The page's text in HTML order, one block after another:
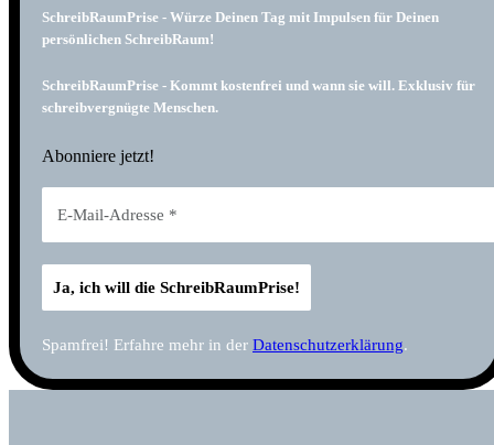
SchreibRaumPrise - Würze Deinen Tag mit Impulsen für Deinen
persönlichen SchreibRaum!
SchreibRaumPrise - Kommt kostenfrei und wann sie will. Exklusiv für
schreibvergnügte Menschen.
Abonniere jetzt!
Spamfrei! Erfahre mehr in der Datenschutzerklärung.